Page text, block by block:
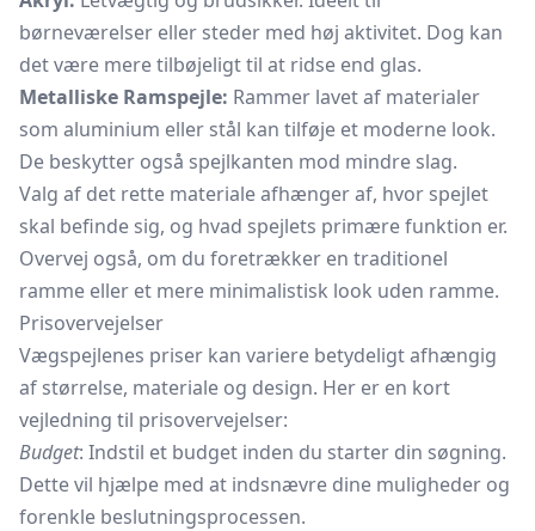
børneværelser eller steder med høj aktivitet. Dog kan
det være mere tilbøjeligt til at ridse end glas.
Metalliske Ramspejle: Rammer lavet af materialer
som aluminium eller stål kan tilføje et moderne look.
De beskytter også spejlkanten mod mindre slag.
Valg af det rette materiale afhænger af, hvor spejlet
skal befinde sig, og hvad spejlets primære funktion er.
Overvej også, om du foretrækker en traditionel
ramme eller et mere minimalistisk look uden ramme.
Prisovervejelser
Vægspejlenes priser kan variere betydeligt afhængig
af størrelse, materiale og design. Her er en kort
vejledning til prisovervejelser:
Budget: Indstil et budget inden du starter din søgning.
Dette vil hjælpe med at indsnævre dine muligheder og
forenkle beslutningsprocessen.